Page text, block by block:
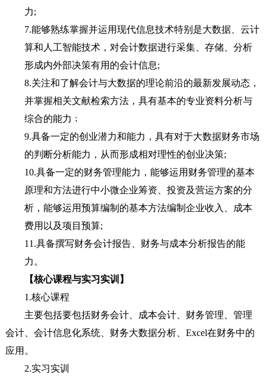
力;
7.能够熟练掌握并运用现代信息技术特别是大数据、云计
算和人工智能技术，对会计数据进行采集、存储、分析
形成内外部决策有用的会计信息;
8.关注和了解会计与大数据的理论前沿的最新发展动态，
并掌握相关文献检索方法，具有基本的专业资料分析与
综合的能力﹔
9.具备一定的创业潜力和能力，具有对于大数据财务市场
的判断分析能力，从而形成相对理性的创业决策;
10.具备一定的财务管理能力，能够运用财务管理的基本
原理和方法进行中小微企业筹资、投资及营运方案的分
析，能够运用预算编制的基本方法编制企业收入、成本
费用以及项目预算;
11.具备撰写财务会计报告、财务与成本分析报告的能
力。
【核心课程与实习实训】
1.核心课程
主要包括要包括财务会计、成本会计、财务管理、管理
会计、会计信息化系统、财务大数据分析、 Excel在财务中的
应用。
2.实习实训